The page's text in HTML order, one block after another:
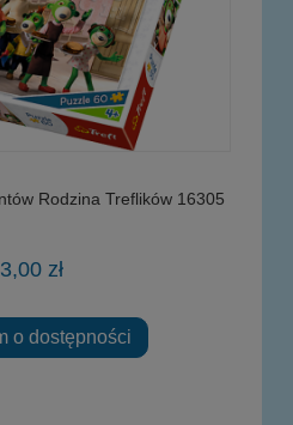
Rodzina Treflików 16305
zł
o dostępności